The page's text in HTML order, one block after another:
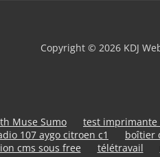
Copyright © 2026 KDJ
Muse Sumo test imprimante
107 aygo citroen c1 boîtier
cms sous free
télétravail